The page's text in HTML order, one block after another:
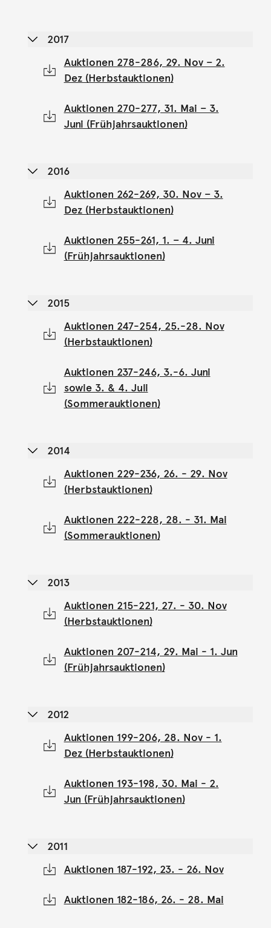
2017
Auktionen 278-286, 29. Nov – 2.
Dez (Herbstauktionen)
Auktionen 270-277, 31. Mai – 3.
Juni (Frühjahrsauktionen)
2016
Auktionen 262-269, 30. Nov – 3.
Dez (Herbstauktionen)
Auktionen 255-261, 1. – 4. Juni
(Frühjahrsauktionen)
2015
Auktionen 247-254, 25.-28. Nov
(Herbstauktionen)
Auktionen 237-246, 3.-6. Juni
sowie 3. & 4. Juli
(Sommerauktionen)
2014
Auktionen 229-236, 26. - 29. Nov
(Herbstauktionen)
Auktionen 222-228, 28. - 31. Mai
(Sommerauktionen)
2013
Auktionen 215-221, 27. - 30. Nov
(Herbstauktionen)
Auktionen 207-214, 29. Mai - 1. Jun
(Frühjahrsauktionen)
2012
Auktionen 199-206, 28. Nov - 1.
Dez (Herbstauktionen)
Auktionen 193-198, 30. Mai - 2.
Jun (Frühjahrsauktionen)
2011
Auktionen 187-192, 23. - 26. Nov
Auktionen 182-186, 26. - 28. Mai